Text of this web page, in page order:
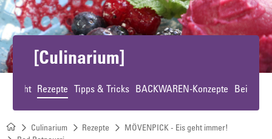
[Culinarium]
Rezepte Tipps & Tricks BACKWAREN-Konzepte Beiträge
Culinarium Rezepte
MÖVENPICK - Eis geht immer!